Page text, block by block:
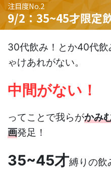
注目度No.2
9/2：35~45才限定
30代飲み！とか40代
ゃけあれがない。
中間がない！
ってことで我らがかみ
画発足！
35~45才縛りの飲